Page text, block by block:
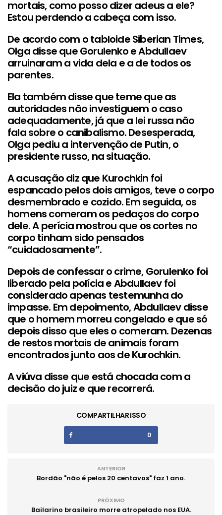
mortais, como posso dizer adeus a ele?
Estou perdendo a cabeça com isso.
De acordo com o tabloide Siberian Times,
Olga disse que Gorulenko e Abdullaev
arruinaram a vida dela e a de todos os
parentes.
Ela também disse que teme que as
autoridades não investiguem o caso
adequadamente, já que a lei russa não
fala sobre o canibalismo. Desesperada,
Olga pediu a intervenção de Putin, o
presidente russo, na situação.
A acusação diz que Kurochkin foi
espancado pelos dois amigos, teve o corpo
desmembrado e cozido. Em seguida, os
homens comeram os pedaços do corpo
dele. A perícia mostrou que os cortes no
corpo tinham sido pensados
“cuidadosamente”.
Depois de confessar o crime, Gorulenko foi
liberado pela polícia e Abdullaev foi
considerado apenas testemunha do
impasse. Em depoimento, Abdullaev disse
que o homem morreu congelado e que só
depois disso que eles o comeram. Dezenas
de restos mortais de animais foram
encontrados junto aos de Kurochkin.
A viúva disse que está chocada com a
decisão do juiz e que recorrerá.
COMPARTILHAR ISSO
0
ANTERIOR
Bordão "não é pelos 20 centavos" faz 1 ano.
PRÓXIMO
Bailarino brasileiro morre atropelado nos EUA.